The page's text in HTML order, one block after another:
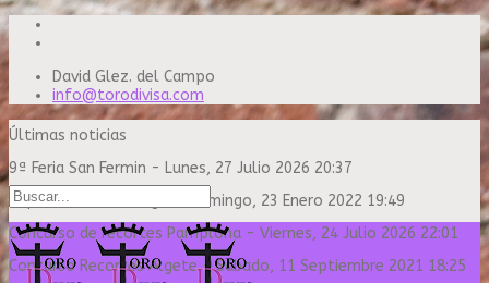
David Glez. del Campo
info@torodivisa.com
Últimas noticias
9ª Feria San Fermin - Lunes, 27 Julio 2026 20:37
Capea Sanse Domingo
Domingo, 23 Enero 2022 19:49
Concurso de recortes Pamplona - Viernes, 24 Julio 2026 22:01
Concurso Recortes Algete-Sábado, 11 Septiembre 2021 18:25